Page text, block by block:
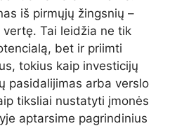
iš pirmųjų žingsnių –
Tai leidžia ne tik
bet ir priimti
tokius kaip investicijų
pasidalijimas arba verslo
tiksliai nustatyti įmonės
aptarsime pagrindinius